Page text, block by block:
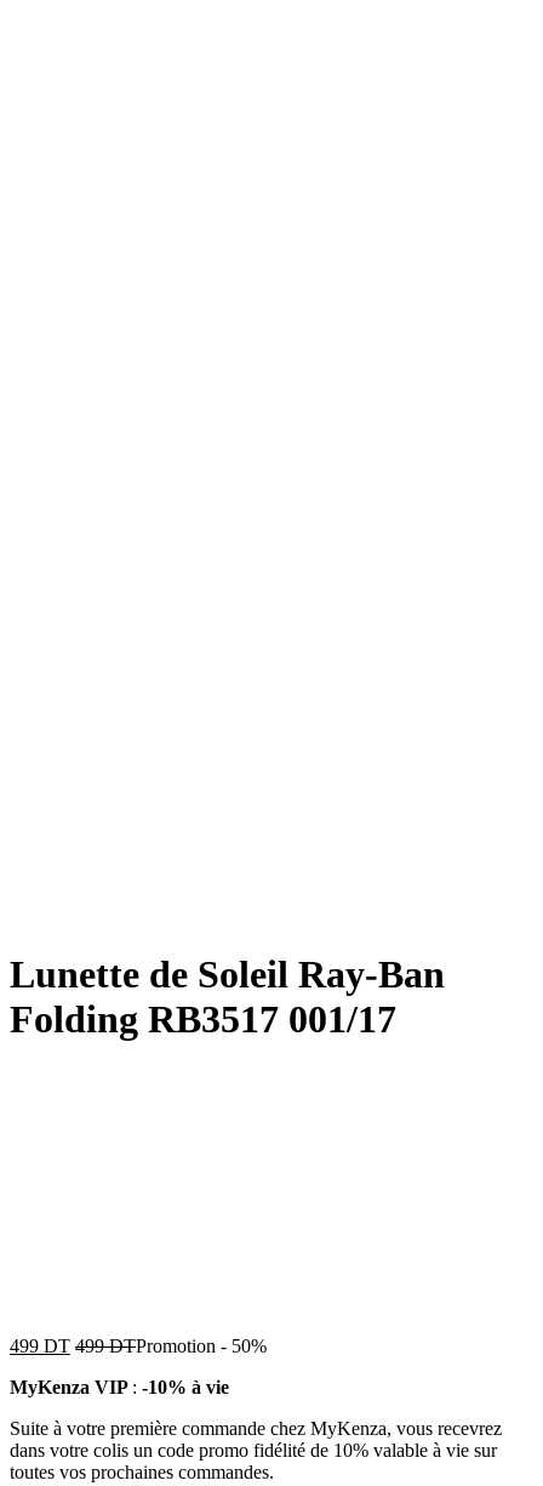
Lunette de Soleil Ray-Ban
Folding RB3517 001/17
499 DT 499DTPromotion - 50%
MyKenza VIP : -10% à vie
Suite à votre première commande chez MyKenza, vous recevrez
dans votre colis un code promo fidélité de 10% valable à vie sur
toutes vos prochaines commandes.